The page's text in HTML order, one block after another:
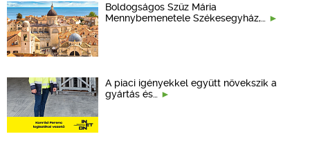
Boldogságos Szűz Mária
Mennybemenetele Székesegyház,…
A piaci igényekkel együtt növekszik a
gyártás és…